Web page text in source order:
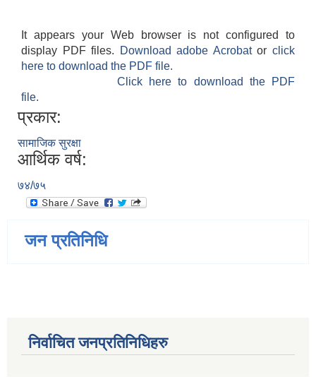
It appears your Web browser is not configured to
display PDF files.
Download adobe Acrobatorclick
here to download the PDF file.
Click here to download the PDF
file.
प्रकार:
सामाजिक सुरक्षा
आर्थिक वर्ष:
७४/७५
जन प्रतिनिधि
निर्वाचित जनप्रतिनिधिहरु